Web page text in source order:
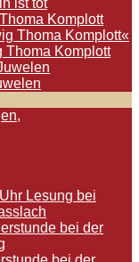
ist tot
Komplott
Thoma Komplott«
Thoma Komplott
Lesung bei
bei der